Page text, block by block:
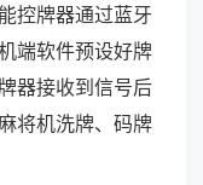
控牌器通过蓝牙
端软件预设好牌
器接收到信号后
将机洗牌、码牌